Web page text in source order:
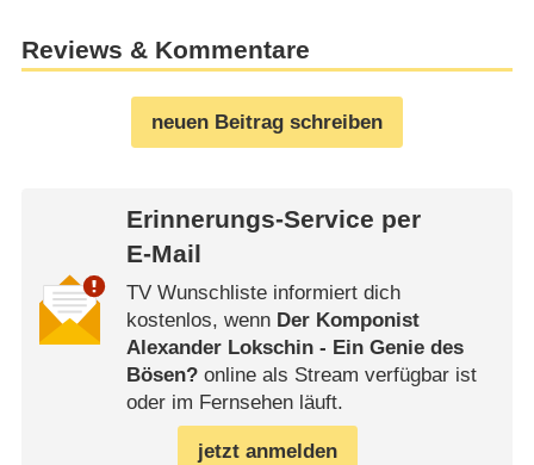
Reviews & Kommentare
neuen Beitrag schreiben
Erinnerungs-Service per
E-Mail
TV Wunschliste informiert dich
kostenlos, wenn Der Komponist
Alexander Lokschin - Ein Genie des
Bösen?online als Stream verfügbar ist
oder im Fernsehen läuft.
jetzt anmelden